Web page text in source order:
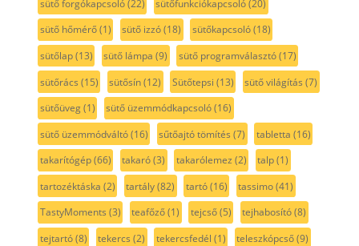
sütő forgókapcsoló(22) sütőfunkciókapcsoló(20)
sütő hőmérő(1) sütő izzó(18) sütőkapcsoló(18)
sütőlap(13) sütő lámpa (9) sütő programválasztó(17)
sütőrács (15) sütősín(12) Sütőtepsi (13) sütő világítás (7)
sütőüveg(1) sütő üzemmódkapcsoló(16)
sütő üzemmódváltó(16) sűtőajtó tömítés (7) tabletta (16)
takarítógép(66) takaró(3) takarólemez (2) talp(1)
tartozéktáska (2) tartály(82) tartó(16) tassimo(41)
TastyMoments (3) teafőző(1) tejcső(5) tejhabosító(8)
tejtartó(8) tekercs (2) tekercsfedél (1) teleszkópcső(9)